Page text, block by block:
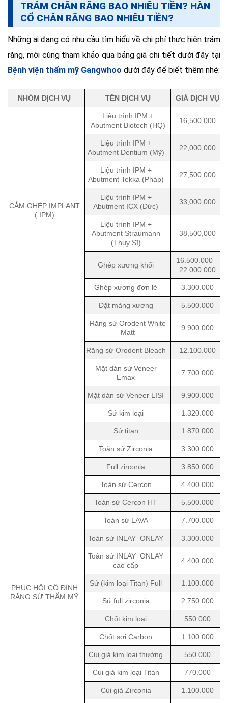
TRÁM CHÂN RĂNG BAO NHIÊU TIỀN? HÀN
CỔ CHÂN RĂNG BAO NHIÊU TIỀN?
Những ai đang có nhu cầu tìm hiểu về chi phí thực hiện trám
răng, mời cùng tham khảo qua bảng giá chi tiết dưới đây tại
Bệnh viện thẩm mỹ Gangwhoo dưới đây để biết thêm nhé:
NHÓM DỊCH VỤ TÊN DỊCH VỤ GIÁ DỊCH VỤ
CẮM GHÉP IMPLANT
( IPM)
Liệu trình IPM +
Abutment Biotech (HQ)
16,500,000
Liệu trình IPM +
Abutment Dentium (Mỹ)
22,000,000
Liệu trình IPM +
Abutment Tekka (Pháp)
27,500,000
Liệu trình IPM +
Abutment ICX (Đức)
33,000,000
Liệu trình IPM +
Abutment Straumann
(Thụy Sĩ)
38,500,000
Ghép xương khối
16.500.000 –
22.000.000
Ghép xương đơn lẻ 3.300.000
Đặt màng xương 5.500.000
PHỤC HỒI CỐ ĐỊNH
RĂNG SỨ THẨM MỸ
Răng sứ Orodent White
Matt
9.900.000
Răng sứ Orodent Bleach 12.100.000
Mặt dán sứ Veneer
Emax
7.700.000
Mặt dán sứ Veneer LISI 9.900.000
Sứ kim loại 1.320.000
Sứ titan 1.870.000
Toàn sứ Zirconia 3.300.000
Full zirconia 3.850.000
Toàn sứ Cercon 4.400.000
Toàn sứ Cercon HT 5.500.000
Toàn sứ LAVA 7.700.000
Toàn sứ INLAY_ONLAY 3.300.000
Toàn sứ INLAY_ONLAY
cao cấp
4.400.000
Sứ (kim loại Titan) Full 1.100.000
Sứ full zirconia 2.750.000
Chốt kim loại 550.000
Chốt sợi Carbon 1.100.000
Cùi giả kim loại thường 550.000
Cùi giả kim loại Titan 770.000
Cùi giả Zirconia 1.100.000